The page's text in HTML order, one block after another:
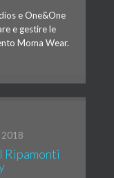
e One&One
e gestire le
Moma Wear.
2018
Ripamonti